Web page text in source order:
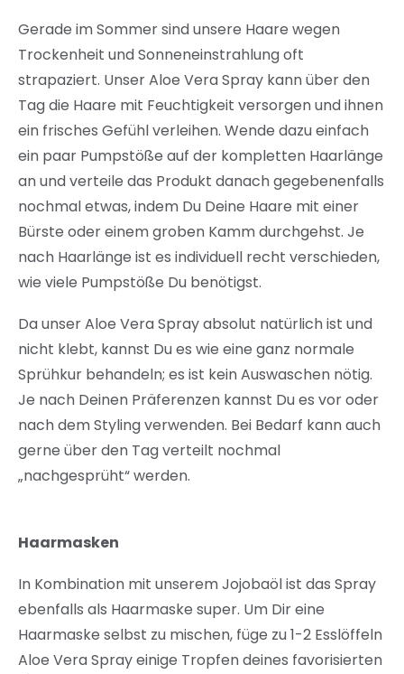
Gerade im Sommer sind unsere Haare wegen
Trockenheit und Sonneneinstrahlung oft
strapaziert. Unser Aloe Vera Spray kann über den
Tag die Haare mit Feuchtigkeit versorgen und ihnen
ein frisches Gefühl verleihen. Wende dazu einfach
ein paar Pumpstöße auf der kompletten Haarlänge
an und verteile das Produkt danach gegebenenfalls
nochmal etwas, indem Du Deine Haare mit einer
Bürste oder einem groben Kamm durchgehst. Je
nach Haarlänge ist es individuell recht verschieden,
wie viele Pumpstöße Du benötigst.
Da unser Aloe Vera Spray absolut natürlich ist und
nicht klebt, kannst Du es wie eine ganz normale
Sprühkur behandeln; es ist kein Auswaschen nötig.
Je nach Deinen Präferenzen kannst Du es vor oder
nach dem Styling verwenden. Bei Bedarf kann auch
gerne über den Tag verteilt nochmal
„nachgesprüht“ werden.
Haarmasken
In Kombination mit unserem Jojobaöl ist das Spray
ebenfalls als Haarmaske super. Um Dir eine
Haarmaske selbst zu mischen, füge zu 1-2 Esslöffeln
Aloe Vera Spray einige Tropfen deines favorisierten